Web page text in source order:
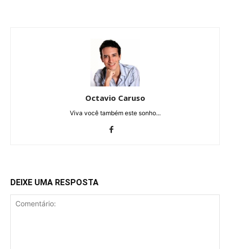
Octavio Caruso
Viva você também este sonho...
DEIXE UMA RESPOSTA